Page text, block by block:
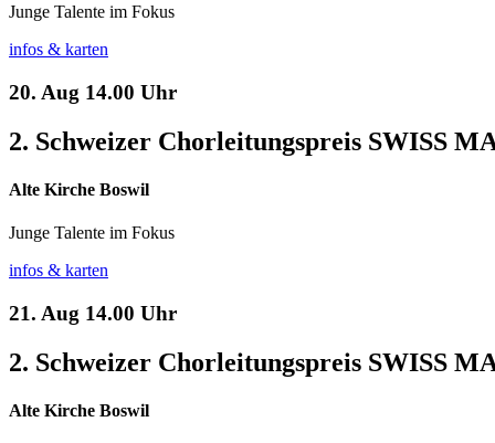
Junge Talente im Fokus
infos & karten
20. Aug 14.00 Uhr
2. Schweizer Chorleitungspreis SWISS
Alte Kirche Boswil
Junge Talente im Fokus
infos & karten
21. Aug 14.00 Uhr
2. Schweizer Chorleitungspreis SWISS
Alte Kirche Boswil